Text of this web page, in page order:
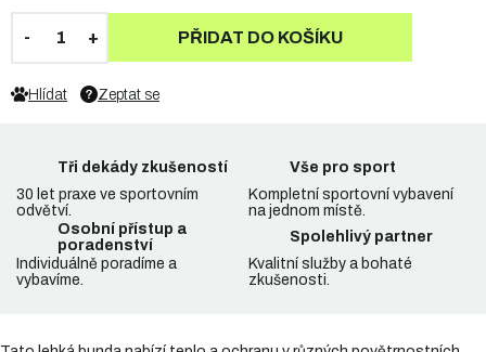
PŘIDAT DO KOŠÍKU
Zeptat se
Hlídat
Tři dekády zkušeností
30 let praxe ve sportovním
odvětví.
Vše pro sport
Kompletní sportovní vybavení
na jednom místě.
Osobní přístup a
poradenství
Individuálně poradíme a
vybavíme.
Spolehlivý partner
Kvalitní služby a bohaté
zkušenosti.